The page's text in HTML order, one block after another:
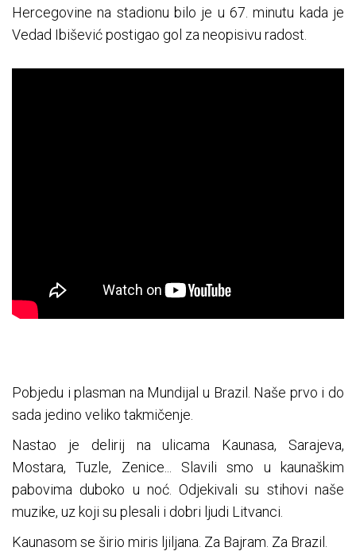
Hercegovine na stadionu bilo je u 67. minutu kada je
Vedad Ibišević postigao gol za neopisivu radost.
Pobjedu i plasman na Mundijal u Brazil. Naše prvo i do
sada jedino veliko takmičenje.
Nastao je delirij na ulicama Kaunasa, Sarajeva,
Mostara, Tuzle, Zenice... Slavili smo u kaunaškim
pabovima duboko u noć. Odjekivali su stihovi naše
muzike, uz koji su plesali i dobri ljudi Litvanci.
Kaunasom se širio miris ljiljana. Za Bajram. Za Brazil.